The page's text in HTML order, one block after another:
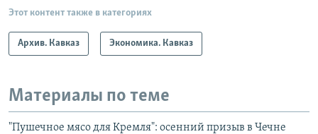
Этот контент также в категориях
Архив. Кавказ Экономика. Кавказ
Материалы по теме
"Пушечное мясо для Кремля": осенний призыв в Чечне